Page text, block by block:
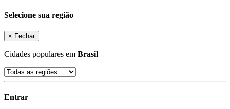
Selecione sua região
× Fechar
Cidades populares em Brasil
Entrar